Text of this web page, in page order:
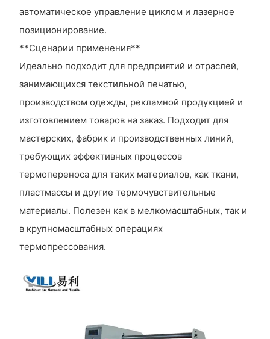
автоматическое управление циклом и лазерное
позиционирование.
**Сценарии применения**
Идеально подходит для предприятий и отраслей,
занимающихся текстильной печатью,
производством одежды, рекламной продукцией и
изготовлением товаров на заказ. Подходит для
мастерских, фабрик и производственных линий,
требующих эффективных процессов
термопереноса для таких материалов, как ткани,
пластмассы и другие термочувствительные
материалы. Полезен как в мелкомасштабных, так и
в крупномасштабных операциях
термопрессования.